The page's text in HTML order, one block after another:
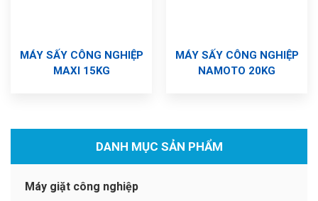
DANH MỤC SẢN PHẨM
Máy giặt công nghiệp
MÁY SẤY CÔNG NGHIỆP
MAXI 15KG
MÁY SẤY CÔNG NGHIỆP
NAMOTO 20KG